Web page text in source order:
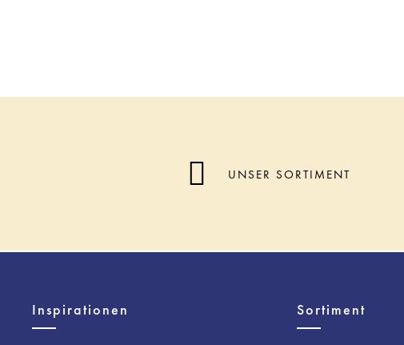
UNSER SORTIMENT
Inspirationen Sortiment